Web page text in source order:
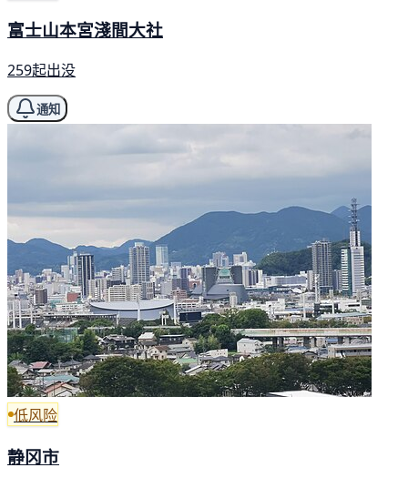
富士山本宮淺間大社
259起出没
通知
低风险
静冈市